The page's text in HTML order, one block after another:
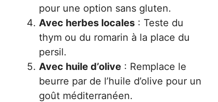
pour une option sans gluten.
Avec herbes locales : Teste du
thym ou du romarin à la place du
persil.
Avec huile d’olive : Remplace le
beurre par de l’huile d’olive pour un
goût méditerranéen.